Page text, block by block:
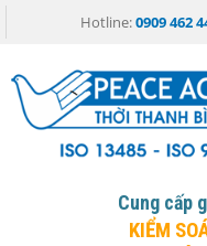
Hotline:0909 462
Cung cấp
KIỂM